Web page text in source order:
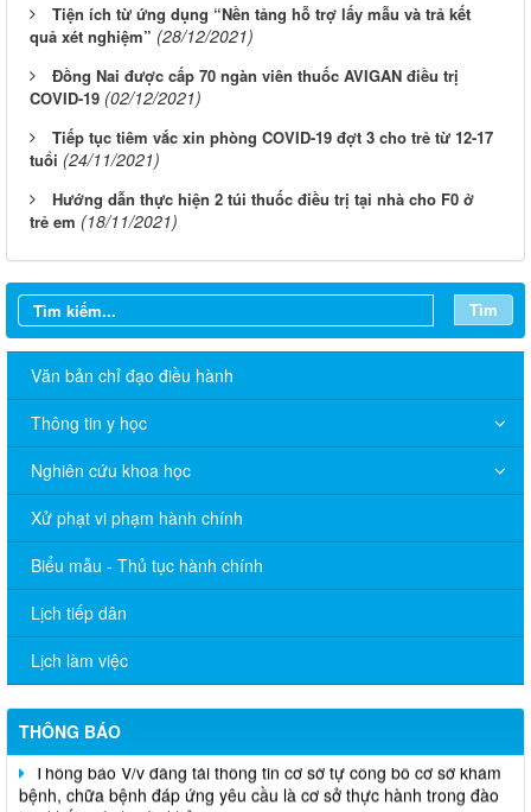
Tiện ích từ ứng dụng “Nền tảng hỗ trợ lấy mẫu và trả kết
quả xét nghiệm” (28/12/2021)
Đồng Nai được cấp 70 ngàn viên thuốc AVIGAN điều trị
COVID-19 (02/12/2021)
Tiếp tục tiêm vắc xin phòng COVID-19 đợt 3 cho trẻ từ 12-17
tuổi (24/11/2021)
Hướng dẫn thực hiện 2 túi thuốc điều trị tại nhà cho F0 ở
trẻ em (18/11/2021)
Tìm
Văn bản chỉ đạo điều hành
Thông tin y học
Nghiên cứu khoa học
Xử phạt vi phạm hành chính
Biểu mẫu - Thủ tục hành chính
Lịch tiếp dân
Lịch làm việc
THÔNG BÁO
THÔNG BÁO V/v niêm yết công bố Danh mục thủ tục hành
chính sửa đổi, bổ sung trong lĩnh vực phòng bệnh và an toàn
thực phẩm thuộc phạm vi quản lý của Sở Y tế thành phố Đồng
Nai
THÔNG BÁO Về việc niêm yết thủ tục hành chính bằng mã
QR-Code
Thông báo V/v đăng tải thông tin cơ sở tự công bố cơ sở khám
bệnh, chữa bệnh đáp ứng yêu cầu là cơ sở thực hành trong đào
tạo khối ngành sức khỏe
THÔNG CÁO BÁO CHÍ Văn bản quy phạm pháp luật do Ủy ban
nhân dân thành phố ban hành trong lĩnh vực Y tế
Thông báo V/v đăng tải thông tin cơ sở tự công bố cơ sở khám
bệnh, chữa bệnh đáp ứng yêu cầu là cơ sở thực hành trong đào
tạo khối ngành sức khỏe